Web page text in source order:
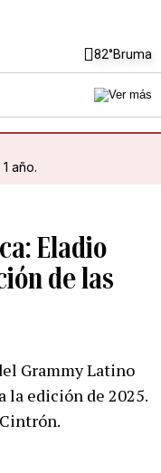
82°Bruma
año.
Eladio
de las
Grammy Latino
la edición de 2025.